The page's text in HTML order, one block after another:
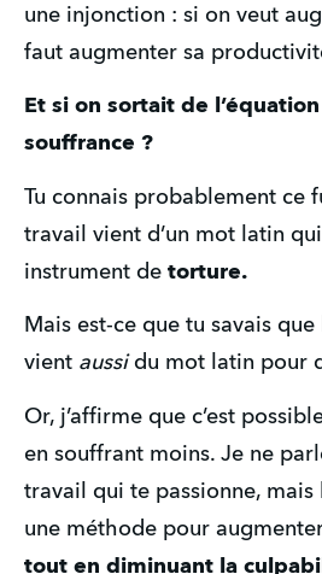
une injonction : si on veut
faut augmenter sa
Et si on sortait de
souffrance ?
Tu connais probablement ce
travail vient d’un mot latin
instrument de torture.
Mais est-ce que tu savais
vient aussi du mot latin pour
Or, j’affirme que c’est
en souffrant moins. Je ne
travail qui te passionne,
tout en diminuant la